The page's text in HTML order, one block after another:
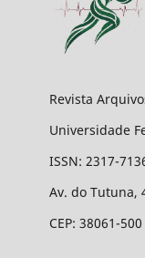
Revista
Universidade
ISSN: 2317-
Av. do Tutuna,
CEP: 38061-